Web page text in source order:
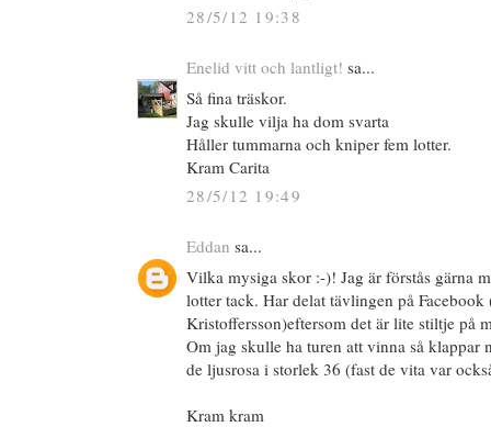
28/5/12 19:38
Enelid vitt och lantligt! sa...
Så fina träskor.
Jag skulle vilja ha dom svarta
Håller tummarna och kniper fem lotter.
Kram Carita
28/5/12 19:49
Eddan sa...
Vilka mysiga skor :-)! Jag är förstås gärna
lotter tack. Har delat tävlingen på Facebook
Kristoffersson)eftersom det är lite stiltje på
Om jag skulle ha turen att vinna så klappar
de ljusrosa i storlek 36 (fast de vita var
Kram kram